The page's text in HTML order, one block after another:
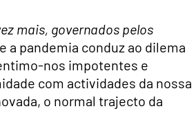
mais, governados pelos
a pandemia conduz ao dilema
nos impotentes e
com actividades da nossa
o normal trajecto da